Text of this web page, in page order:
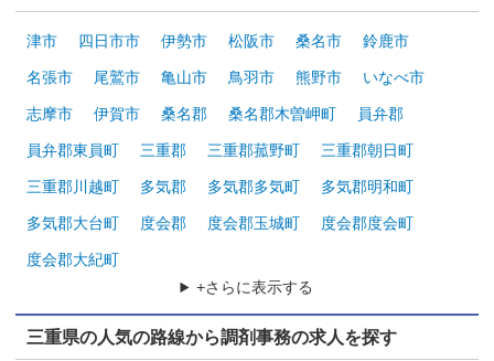
津市 四日市市 伊勢市 松阪市 桑名市 鈴鹿市
名張市 尾鷲市 亀山市 鳥羽市 熊野市 いなべ市
志摩市 伊賀市 桑名郡 桑名郡木曽岬町 員弁郡
員弁郡東員町 三重郡 三重郡菰野町 三重郡朝日町
三重郡川越町 多気郡 多気郡多気町 多気郡明和町
多気郡大台町 度会郡 度会郡玉城町 度会郡度会町
度会郡大紀町
+さらに表示する
三重県の人気の路線から調剤事務の求人を探す